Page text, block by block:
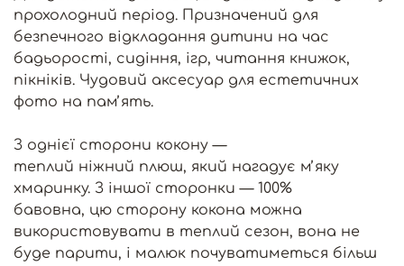
прохолодний період. Призначений для
безпечного відкладання дитини на час
бадьорості, сидіння, ігр, читання книжок,
пікніків. Чудовий аксесуар для естетичних
фото на памʼять.
З однієї сторони кокону —
теплий ніжний плюш, який нагадує мʼяку
хмаринку. З іншої сторонки — 100%
бавовна, цю сторону кокона можна
використовувати в теплий сезон, вона не
буде парити, і малюк почуватиметься більш